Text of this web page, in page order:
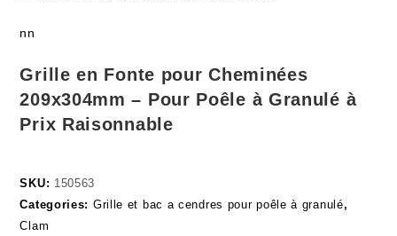
nn
Grille en Fonte pour Cheminées
209x304mm – Pour Poêle à Granulé à
Prix Raisonnable
SKU: 150563
Categories: Grille et bac a cendres pour poêle à granulé,
Clam